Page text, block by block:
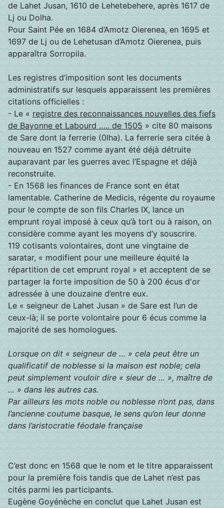
de Lahet Jusan, 1610 de Lehetebehere, après 1617 de
Lj ou Dolha.
Pour Saint Pée en 1684 d’Amotz Oierenea, en 1695 et
1697 de Lj ou de Lehetusan d’Amotz Oierenea, puis
apparaîtra Sorropila.
Les registres d’imposition sont les documents
administratifs sur lesquels apparaissent les premières
citations officielles :
- Le « registre des reconnaissances nouvelles des fiefs
de Bayonne et Labourd ….. de 1505 » cite 80 maisons
de Sare dont la ferrerie (0lha). La ferrerie sera citée à
nouveau en 1527 comme ayant été déjà détruite
auparavant par les guerres avec l’Espagne et déjà
reconstruite.
- En 1568 les finances de France sont en état
lamentable. Catherine de Medicis, régente du royaume
pour le compte de son fils Charles IX, lance un
emprunt royal imposé à ceux qu’à tort ou à raison, on
considère comme ayant les moyens d’y souscrire.
119 cotisants volontaires, dont une vingtaine de
saratar, « modifient pour une meilleure équité la
répartition de cet emprunt royal » et acceptent de se
partager la forte imposition de 50 à 200 écus d'or
adressée à une douzaine d’entre eux.
Le « seigneur de Lahet Jusan » de Sare est l’un de
ceux-là; il se porte volontaire pour 6 écus comme la
majorité de ses homologues.
Lorsque on dit « seigneur de … » cela peut être un
qualificatif de noblesse si la maison est noble; cela
peut simplement vouloir dire « sieur de … », maître de
… » dans les autres cas.
Par ailleurs les mots noble ou noblesse n’ont pas, dans
l’ancienne coutume basque, le sens qu’on leur donne
dans l’aristocratie féodale française
C’est donc en 1568 que le nom et le titre apparaissent
pour la première fois tandis que de Lahet n’est pas
cités parmi les participants.
Eugène Goyénèche en conclut que Lahet Jusan est